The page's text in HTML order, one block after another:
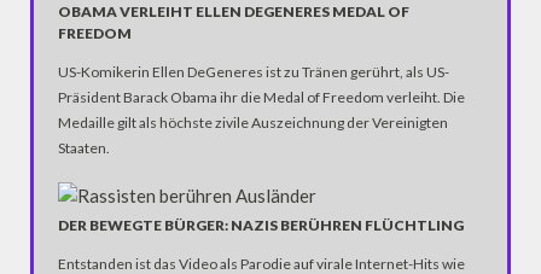
OBAMA VERLEIHT ELLEN DEGENERES MEDAL OF
FREEDOM
US-Komikerin Ellen DeGeneres ist zu Tränen gerührt, als US-
Präsident Barack Obama ihr die Medal of Freedom verleiht. Die
Medaille gilt als höchste zivile Auszeichnung der Vereinigten
Staaten.
DER BEWEGTE BÜRGER: NAZIS BERÜHREN FLÜCHTLING
Entstanden ist das Video als Parodie auf virale Internet-Hits wie